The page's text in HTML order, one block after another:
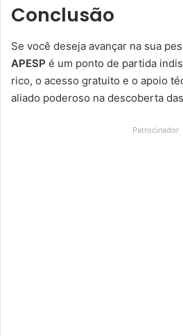
Conclusão
Se você deseja avançar na sua
APESP é um ponto de partida
rico, o acesso gratuito e o apoio
aliado poderoso na descoberta
Patrocinador